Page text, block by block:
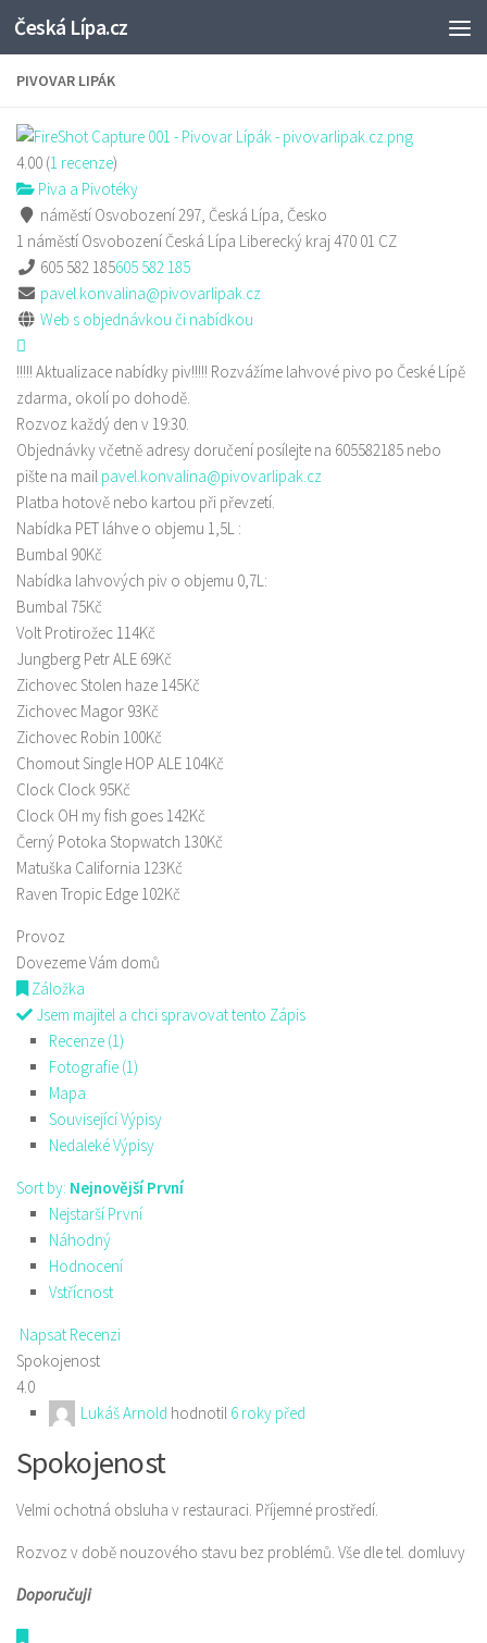
Skip to content
Česká Lípa.cz
PIVOVAR LIPÁK
4.00 (1 recenze)
Piva a Pivotéky
náměstí Osvobození 297, Česká Lípa, Česko
1 náměstí Osvobození Česká Lípa Liberecký kraj470 01 CZ
605 582 185605 582 185
pavel.konvalina@pivovarlipak.cz
Web s objednávkou či nabídkou
!!!!! Aktualizace nabídky piv!!!!! Rozvážíme lahvové pivo po České Lípě
zdarma, okolí po dohodě.
Rozvoz každý den v 19:30.
Objednávky včetně adresy doručení posílejte na 605582185 nebo
pište na mail pavel.konvalina@pivovarlipak.cz
Platba hotově nebo kartou při převzetí.
Nabídka PET láhve o objemu 1,5L :
Bumbal 90Kč
Nabídka lahvových piv o objemu 0,7L:
Bumbal 75Kč
Volt Protirožec 114Kč
Jungberg Petr ALE 69Kč
Zichovec Stolen haze 145Kč
Zichovec Magor 93Kč
Zichovec Robin 100Kč
Chomout Single HOP ALE 104Kč
Clock Clock 95Kč
Clock OH my fish goes 142Kč
Černý Potoka Stopwatch 130Kč
Matuška California 123Kč
Raven Tropic Edge 102Kč
Provoz
Dovezeme Vám domů
Záložka
Jsem majitel a chci spravovat tento Zápis
Recenze (1)
Fotografie (1)
Mapa
Související Výpisy
Nedaleké Výpisy
Sort by: Nejnovější První
Nejstarší První
Náhodný
Hodnocení
Vstřícnost
Napsat Recenzi
Spokojenost
4.0
Lukáš Arnold hodnotil 6 roky před
Spokojenost
Velmi ochotná obsluha v restauraci. Příjemné prostředí.
Rozvoz v době nouzového stavu bez problémů. Vše dle tel. domluvy
Doporučuji